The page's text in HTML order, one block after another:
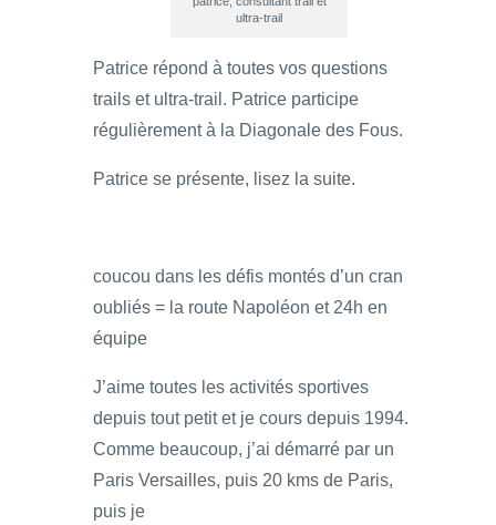
ultra-trail
Patrice répond à toutes vos questions
trails et ultra-trail. Patrice participe
régulièrement à la Diagonale des Fous.
Patrice se présente, lisez la suite.
coucou dans les défis montés d’un cran
oubliés = la route Napoléon et 24h en
équipe
J’aime toutes les activités sportives
depuis tout petit et je cours depuis 1994.
Comme beaucoup, j’ai démarré par un
Paris Versailles, puis 20 kms de Paris,
puis je